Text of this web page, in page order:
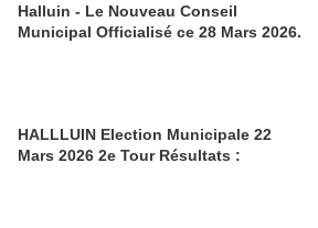
Halluin - Le Nouveau Conseil
Municipal Officialisé ce 28 Mars 2026.
HALLLUIN Election Municipale 22
Mars 2026 2e Tour Résultats :